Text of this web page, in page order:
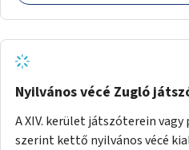
Nyilvános vécé Zugló
A XIV. kerület játszóterein
szerint kettő nyilvános vécé